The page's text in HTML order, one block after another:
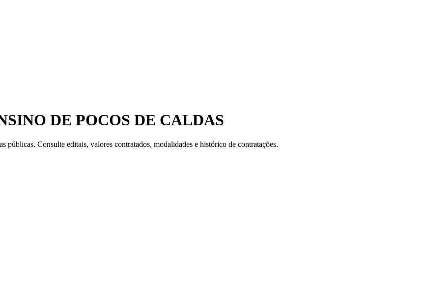
DE POCOS DE CALDAS
Consulte editais, valores contratados, modalidades e histórico de contratações.